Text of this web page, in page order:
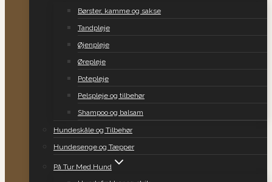
Børster, kamme og sakse
Tandpleje
Øjenpleje
Ørepleje
Potepleje
Pelspleje og tilbehør
Shampoo og balsam
Hundeskåle og Tilbehør
Hundesenge og Tæpper
På Tur Med Hund